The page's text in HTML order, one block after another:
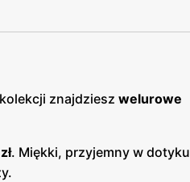
znajdziesz welurowe
. Miękki, przyjemny w dotyku